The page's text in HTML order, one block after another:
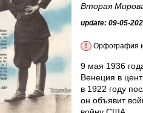
Вторая
update: 09-05-
! Орфография
9 мая 1936
Венеция в
в 1922 году
он объявит